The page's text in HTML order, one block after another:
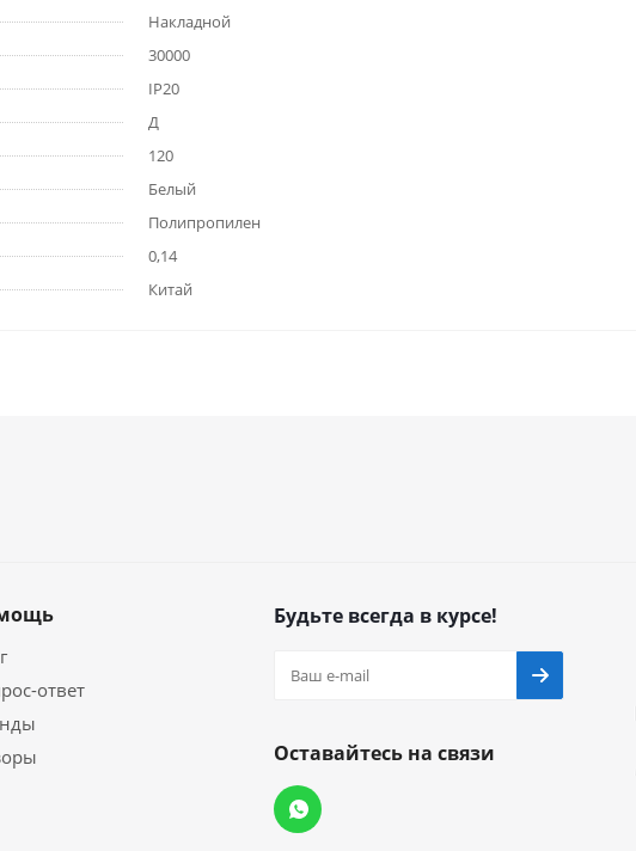
Накладной
30000
IP20
Д
120
Белый
Полипропилен
0,14
Китай
ответ
Будьте всегда в курсе!
Оставайтесь на связи